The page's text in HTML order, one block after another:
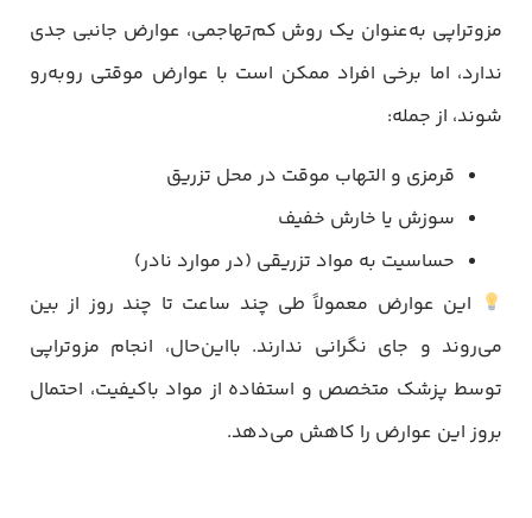
مزوتراپی به‌عنوان یک روش کم‌تهاجمی، عوارض جانبی جدی
ندارد، اما برخی افراد ممکن است با عوارض موقتی روبه‌رو
شوند، از جمله:
قرمزی و التهاب موقت در محل تزریق
سوزش یا خارش خفیف
حساسیت به مواد تزریقی (در موارد نادر)
این عوارض معمولاً طی چند ساعت تا چند روز از بین
می‌روند و جای نگرانی ندارند. بااین‌حال، انجام مزوتراپی
توسط پزشک متخصص و استفاده از مواد باکیفیت، احتمال
بروز این عوارض را کاهش می‌دهد.